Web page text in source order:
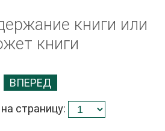
книги или
книги
ВПЕРЕД
страницу: